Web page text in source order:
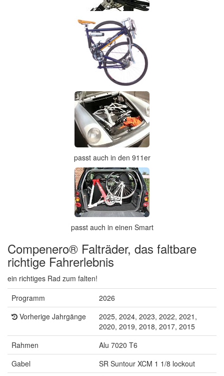
passt auch in den 911er
passt auch in einen Smart
Compenero® Falträder, das faltbare
richtige Fahrerlebnis
ein richtiges Rad zum falten!
Programm
2026
Vorherige Jahrgänge
2025, 2024, 2023, 2022, 2021,
2020, 2019, 2018, 2017, 2015
Rahmen
Alu 7020 T6
Gabel
SR Suntour XCM 1 1/8 lockout